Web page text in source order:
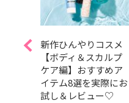
新作ひんやりコスメ
【ボディ＆スカルプ
ケア編】おすすめア
イテム8選を実際にお
試し＆レビュー♡